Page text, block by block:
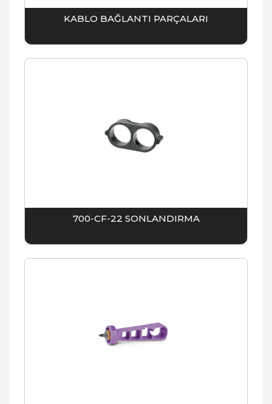
KABLO BAĞLANTI PARÇALARI
700-CF-22 SONLANDIRMA